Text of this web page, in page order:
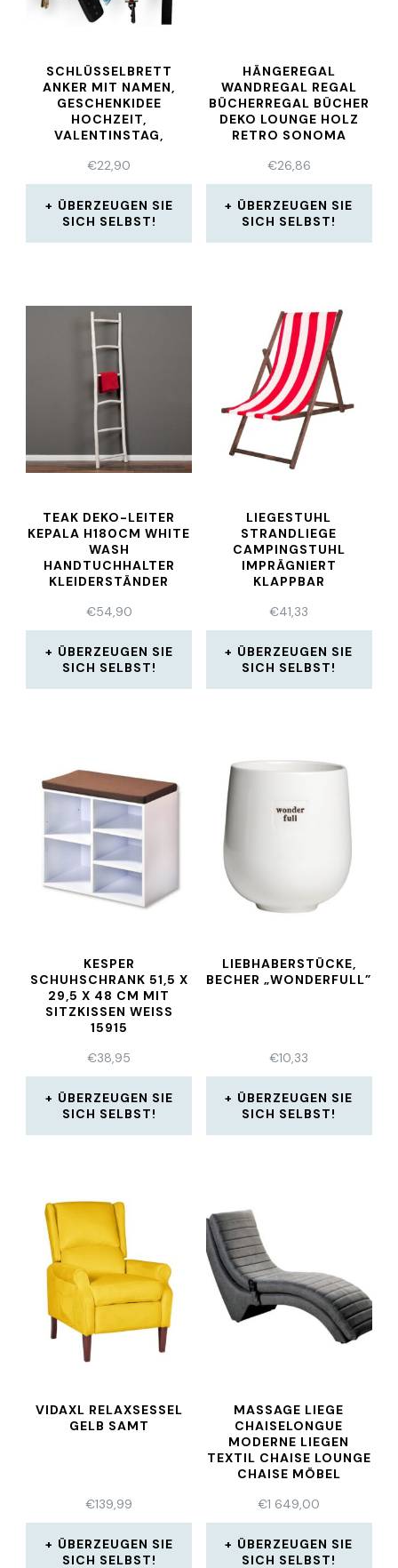
SCHLÜSSELBRETT
ANKER MIT NAMEN,
GESCHENKIDEE
HOCHZEIT,
VALENTINSTAG,
€22,90
ÜBERZEUGEN SIE
SICH SELBST!
HÄNGEREGAL
WANDREGAL REGAL
BÜCHERREGAL BÜCHER
DEKO LOUNGE HOLZ
RETRO SONOMA
€26,86
ÜBERZEUGEN SIE
SICH SELBST!
TEAK DEKO-LEITER
KEPALA H180CM WHITE
WASH
HANDTUCHHALTER
KLEIDERSTÄNDER
€54,90
ÜBERZEUGEN SIE
SICH SELBST!
LIEGESTUHL
STRANDLIEGE
CAMPINGSTUHL
IMPRÄGNIERT
KLAPPBAR
LIEGE 120KG
€41,33
ÜBERZEUGEN SIE
SICH SELBST!
KESPER
SCHUHSCHRANK 51,5 X
29,5 X 48 CM MIT
SITZKISSEN WEISS
15915
€38,95
ÜBERZEUGEN SIE
SICH SELBST!
LIEBHABERSTÜCKE,
BECHER „WONDERFULL”
€10,33
ÜBERZEUGEN SIE
SICH SELBST!
VIDAXL RELAXSESSEL
GELB SAMT
€139,99
ÜBERZEUGEN SIE
SICH SELBST!
MASSAGE LIEGE
CHAISELONGUE
MODERNE LIEGEN
TEXTIL CHAISE LOUNGE
CHAISE MÖBEL
€1 649,00
ÜBERZEUGEN SIE
SICH SELBST!